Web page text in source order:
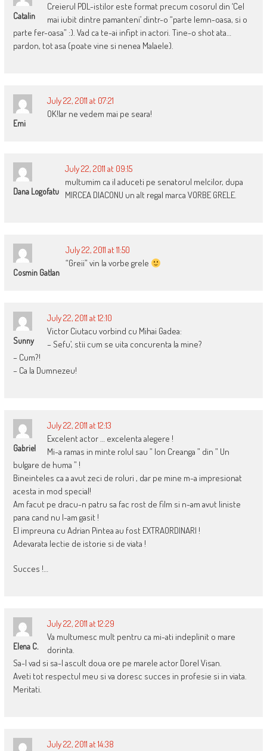
Catalin
Creierul PDL-istilor este format precum cosorul din ‘Cel
mai iubit dintre pamanteni’ dintr-o “parte lemn-oasa, si o
parte fer-oasa” :). Vad ca te-ai infipt in actori. Tine-o shot ata…
pardon, tot asa (poate vine si nenea Malaele).
Emi
July 22, 2011 at 07:21
OK!Iar ne vedem mai pe seara!
Dana Logofatu
July 22, 2011 at 09:15
multumim ca il aduceti pe senatorul melcilor, dupa
MIRCEA DIACONU un alt regal marca VORBE GRELE.
Cosmin Gatlan
July 22, 2011 at 11:50
“Greii” vin la vorbe grele
Sunny
July 22, 2011 at 12:10
Victor Ciutacu vorbind cu Mihai Gadea:
– Sefu’, stii cum se uita concurenta la mine?
– Cum?!
– Ca la Dumnezeu!
Gabriel
July 22, 2011 at 12:13
Excelent actor … excelenta alegere !
Mi-a ramas in minte rolul sau ” Ion Creanga ” din ” Un
bulgare de huma ” !
Bineinteles ca a avut zeci de roluri , dar pe mine m-a impresionat
acesta in mod special!
Am facut pe dracu-n patru sa fac rost de film si n-am avut liniste
pana cand nu l-am gasit !
El impreuna cu Adrian Pintea au fost EXTRAORDINARI !
Adevarata lectie de istorie si de viata !
Succes !…
Elena C.
July 22, 2011 at 12:29
Va multumesc mult pentru ca mi-ati indeplinit o mare
dorinta.
Sa-l vad si sa-l ascult doua ore pe marele actor Dorel Visan.
Aveti tot respectul meu si va doresc succes in profesie si in viata.
Meritati.
July 22, 2011 at 14:38